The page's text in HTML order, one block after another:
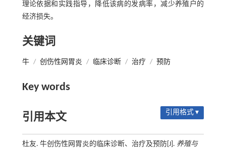
理论依据和实践指导，降低该病的发病率，减少养殖户的
经济损失。
关键词
牛 / 创伤性网胃炎 / 临床诊断 / 治疗 / 预防
Key words
引用本文 引用格式 ▾
杜友. 牛创伤性网胃炎的临床诊断、治疗及预防[J]. 养殖与